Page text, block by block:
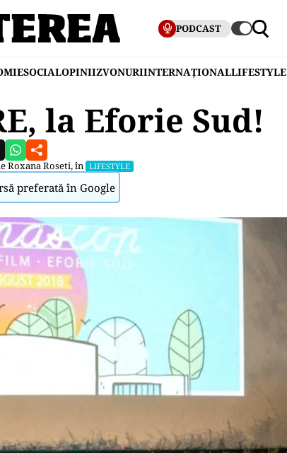
PODCAST
SOCIALOPINIIZVONURIINTERNAȚIONALLIFESTYLE
la Eforie Sud!
Roxana Roseti, în LIFESTYLE
preferată în Google